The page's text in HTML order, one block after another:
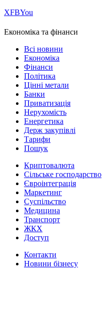
ХFBYou
Економіка та фінанси
Всі новини
Економіка
Фінанси
Політика
Цінні метали
Банки
Приватизація
Нерухомість
Енергетика
Держ закупівлі
Тарифи
Пошук
Криптовалюта
Сільське господарство
Євроінтеграція
Маркетинг
Суспільство
Медицина
Транспорт
ЖКХ
Доступ
Контакти
Новини бізнесу